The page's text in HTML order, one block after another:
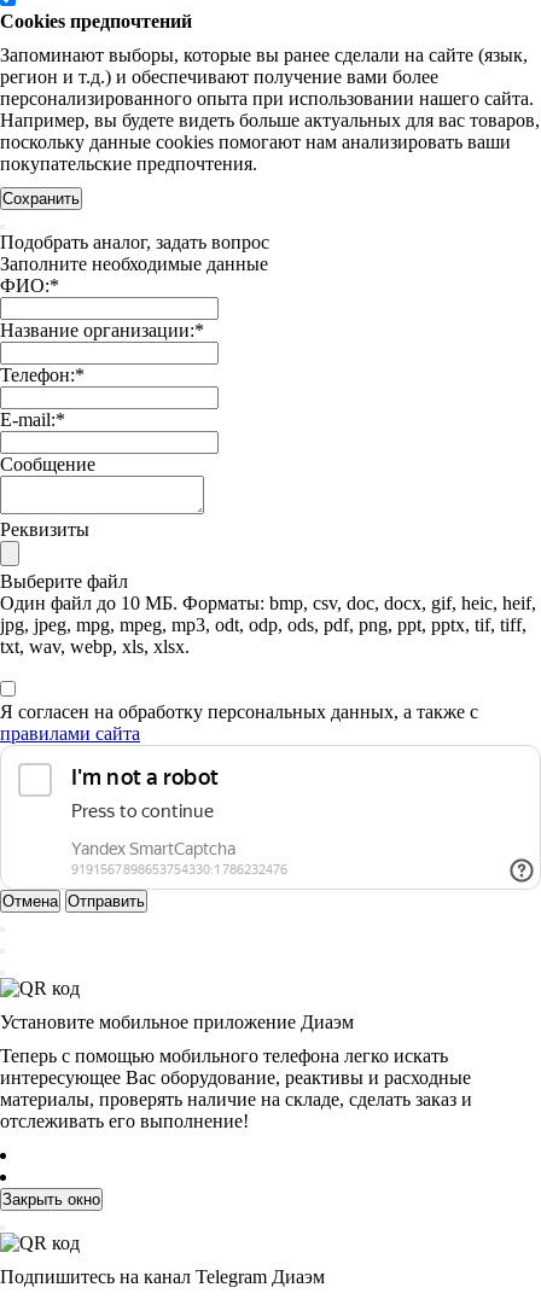
Cookies предпочтений
Запоминают выборы, которые вы ранее сделали на сайте (язык,
регион и т.д.) и обеспечивают получение вами более
персонализированного опыта при использовании нашего сайта.
Например, вы будете видеть больше актуальных для вас товаров,
поскольку данные cookies помогают нам анализировать ваши
покупательские предпочтения.
Сохранить
Подобрать аналог, задать вопрос
Заполните необходимые данные
ФИО:*
Название организации:*
Телефон:*
E-mail:*
Сообщение
Реквизиты
Выберите файл
Один файл до 10 МБ. Форматы: bmp, csv, doc, docx, gif, heic, heif,
jpg, jpeg, mpg, mpeg, mp3, odt, odp, ods, pdf, png, ppt, pptx, tif, tiff,
txt, wav, webp, xls, xlsx.
Я согласен на обработку персональных данных, а также с
правилами сайта
Отмена Отправить
Установите мобильное приложение Диаэм
Теперь с помощью мобильного телефона легко искать
интересующее Вас оборудование, реактивы и расходные
материалы, проверять наличие на складе, сделать заказ и
отслеживать его выполнение!
Закрыть окно
Подпишитесь на канал Telegram Диаэм